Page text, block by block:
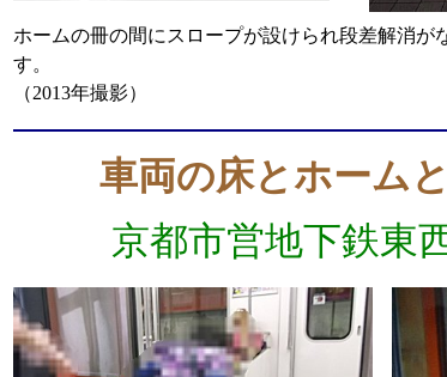
ホームの冊の間にスロープが設けられ段差解消
す。
（2013年撮影）
車両の床とホーム
京都市営地下鉄東